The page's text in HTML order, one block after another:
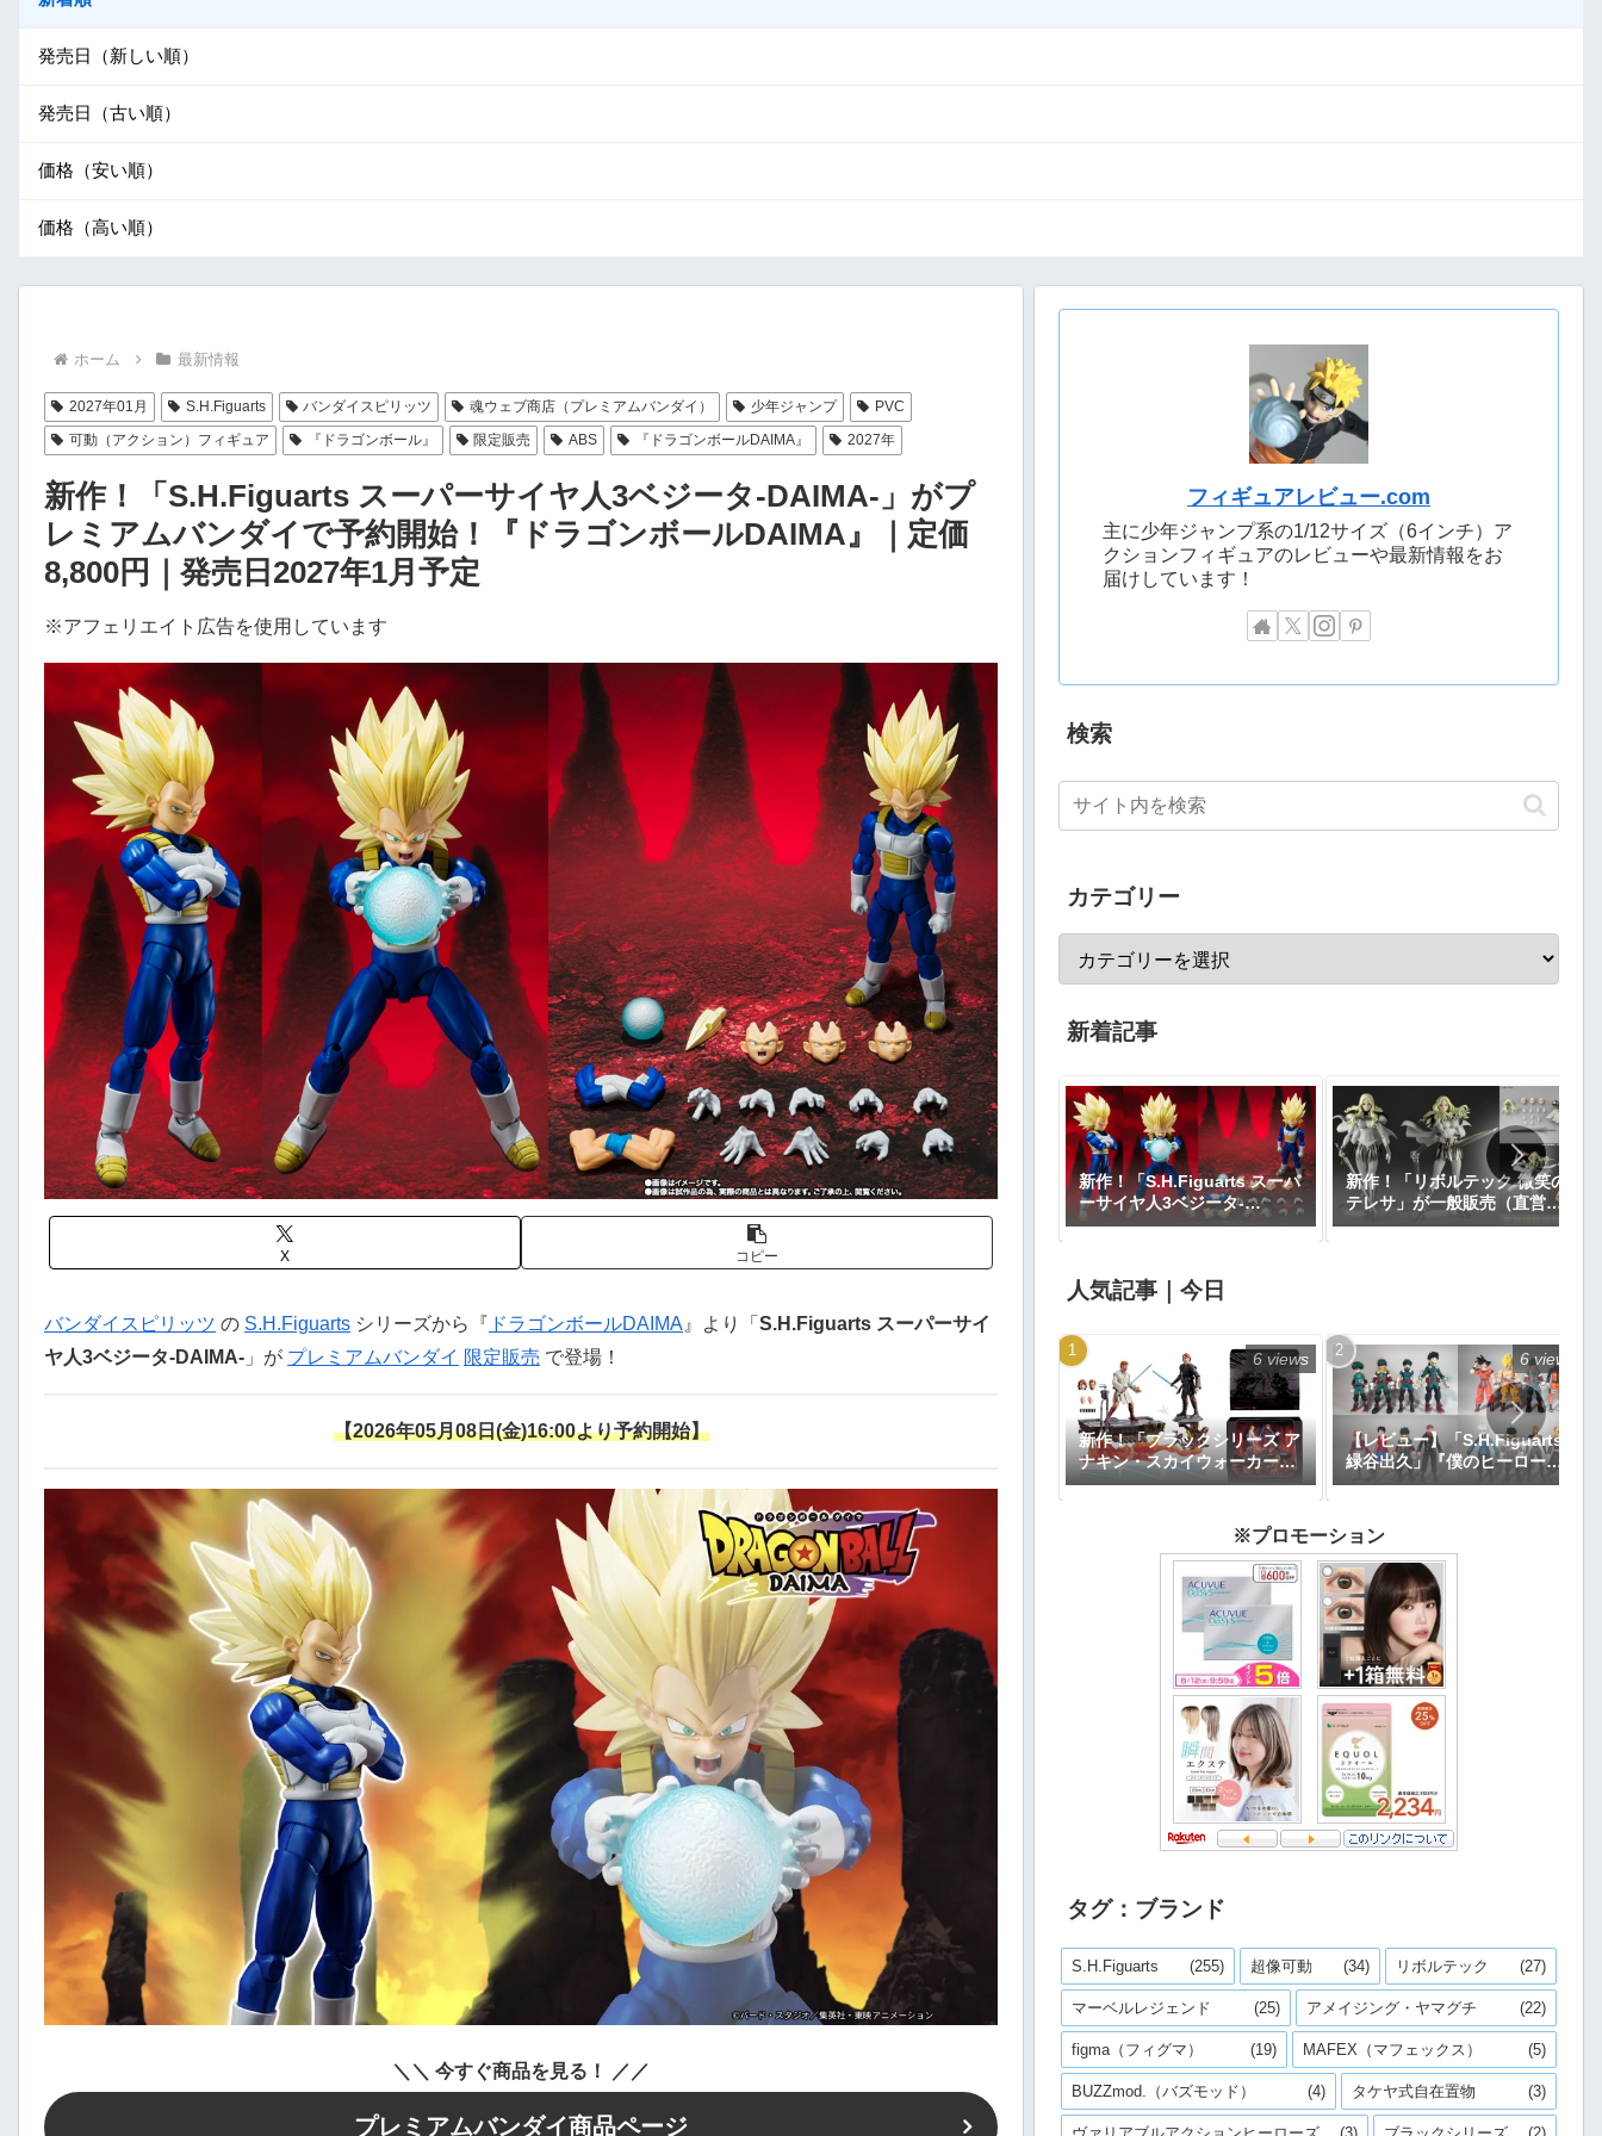
発売日（新しい順）
発売日（古い順）
価格（安い順）
価格（高い順）
ホーム 最新情報
2027年01月 S.H.Figuarts バンダイスピリッツ 魂ウェブ商店（プレミアムバンダイ） 少年ジャンプ
PVC
可動（アクション）フィギュア
『ドラゴンボール』 限定販売 ABS 『ドラゴンボールDAIMA』 2027年
新作！「S.H.Figuarts スーパーサイヤ人3ベジータ-DAIMA-」がプ
レミアムバンダイで予約開始！『ドラゴンボールDAIMA』｜定価
8,800円｜発売日2027年1月予定
※アフェリエイト広告を使用しています
X コピー
バンダイスピリッツ の S.H.Figuarts シリーズから『 ドラゴンボールDAIMA 』より「 S.H.Figuarts スーパーサイ
ヤ人3ベジータ-DAIMA- 」が プレミアムバンダイ 限定販売 で登場！
【2026年05月08日(金)16:00より予約開始】
＼ ＼ 今すぐ商品を見る！ ／ ／
プレミアムバンダイ商品ページ
フィギュアレビュー.com
主に少年ジャンプ系の1/12サイズ（6インチ）ア
クションフィギュアのレビューや最新情報をお
届けしています！
検索
カテゴリー
新着記事
新作！「S.H.Figuarts スーパ
ーサイヤ人3ベジータ-
DAIMA-」がプレミアムバン
円｜発売日2027年1月予定
新作！「リボルテック 微笑の
テレサ」が一般販売（直営店
限定特典あり）で登場！
人気記事｜今日
新作！「ブラックシリーズ ア
ナキン・スカイウォーカー＆
オビ＝ワン・ケノービ プレミ
【Amazon.co.jp限定】で予
約開始｜価格26,616円、発売
日2025年9月予定『エピソー
ド3／シスの復讐』
6 views
【レビュー】「S.H.Figuarts
緑谷出久」『僕のヒーローア
カデミア』
6 views
※プロモーション
タグ：ブランド
S.H.Figuarts (255) 超像可動 (34) リボルテック (27)
マーベルレジェンド (25) アメイジング・ヤマグチ (22)
figma（フィグマ） (19) MAFEX（マフェックス） (5)
BUZZmod.（バズモッド） (4) タケヤ式自在置物 (3)